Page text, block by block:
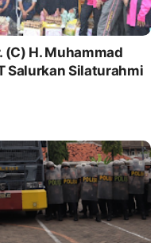
H. Muhammad